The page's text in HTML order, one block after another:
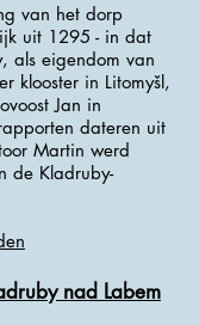
van het dorp
uit 1295 - in dat
als eigendom van
klooster in Litomyšl,
Jan in
dateren uit
Martin werd
de Kladruby-
nad Labem